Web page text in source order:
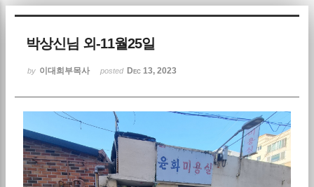
박상신님 외-11월25일
by 이대희부목사 posted Dec 13, 2023
Sketchbook5, 스케치북5
Sketchbook5, 스케치북5